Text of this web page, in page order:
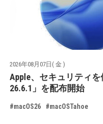
2026年08月07日( 金 )
Apple、セキュリティを
26.6.1」を配布開始
#macOS26 #macOSTahoe